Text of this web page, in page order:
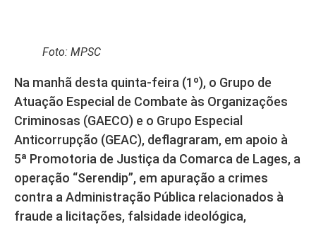
Foto: MPSC
Na manhã desta quinta-feira (1º), o Grupo de
Atuação Especial de Combate às Organizações
Criminosas (GAECO) e o Grupo Especial
Anticorrupção (GEAC), deflagraram, em apoio à
5ª Promotoria de Justiça da Comarca de Lages, a
operação “Serendip”, em apuração a crimes
contra a Administração Pública relacionados à
fraude a licitações, falsidade ideológica,